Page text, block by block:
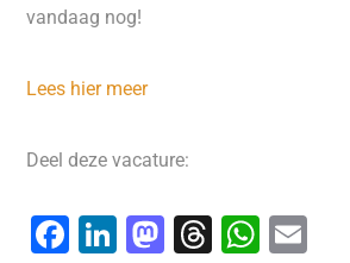
vandaag nog!
Lees hier meer
Deel deze vacature:
F
Li M T
W